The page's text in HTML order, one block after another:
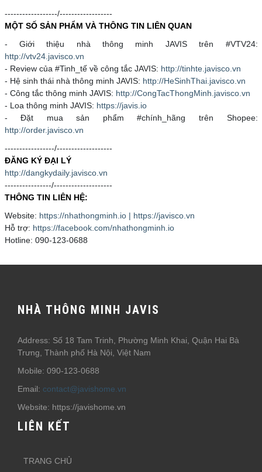
------------------/------------------
MỘT SỐ SẢN PHẨM VÀ THÔNG TIN LIÊN QUAN
- Giới thiệu nhà thông minh JAVIS trên #VTV24:
http://vtv24.javisco.vn
- Review của #Tinh_tế về công tắc JAVIS: http://tinhte.javisco.vn
- Hệ sinh thái nhà thông minh JAVIS: http://HeSinhThai.javisco.vn
- Công tắc thông minh JAVIS: http://CongTacThongMinh.javisco.vn
- Loa thông minh JAVIS: https://javis.io
- Đặt mua sản phẩm #chính_hãng trên Shopee:
http://order.javisco.vn
-----------------/-------------------
ĐĂNG KÝ ĐẠI LÝ
http://dangkydaily.javisco.vn
----------------/--------------------
THÔNG TIN LIÊN HỆ:
Website: https://nhathongminh.io | https://javisco.vn
Hỗ trợ: https://facebook.com/nhathongminh.io
Hotline: 090-123-0688
NHÀ THÔNG MINH JAVIS
Address: Số 18 Tam Trinh, Phường Minh Khai, Quận Hai Bà
Trưng, Thành phố Hà Nội, Việt Nam
Mobile: 090-123-0688
Email: contact@javishome.vn
Website: https://javishome.vn
LIÊN KẾT
TRANG CHỦ